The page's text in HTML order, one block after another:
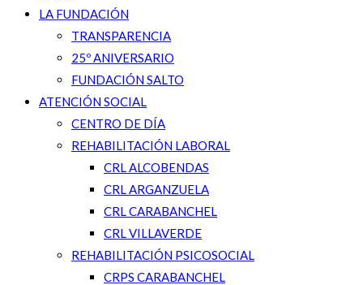
LA FUNDACIÓN
TRANSPARENCIA
25º ANIVERSARIO
FUNDACIÓN SALTO
ATENCIÓN SOCIAL
CENTRO DE DÍA
REHABILITACIÓN LABORAL
CRL ALCOBENDAS
CRL ARGANZUELA
CRL CARABANCHEL
CRL VILLAVERDE
REHABILITACIÓN PSICOSOCIAL
CRPS CARABANCHEL